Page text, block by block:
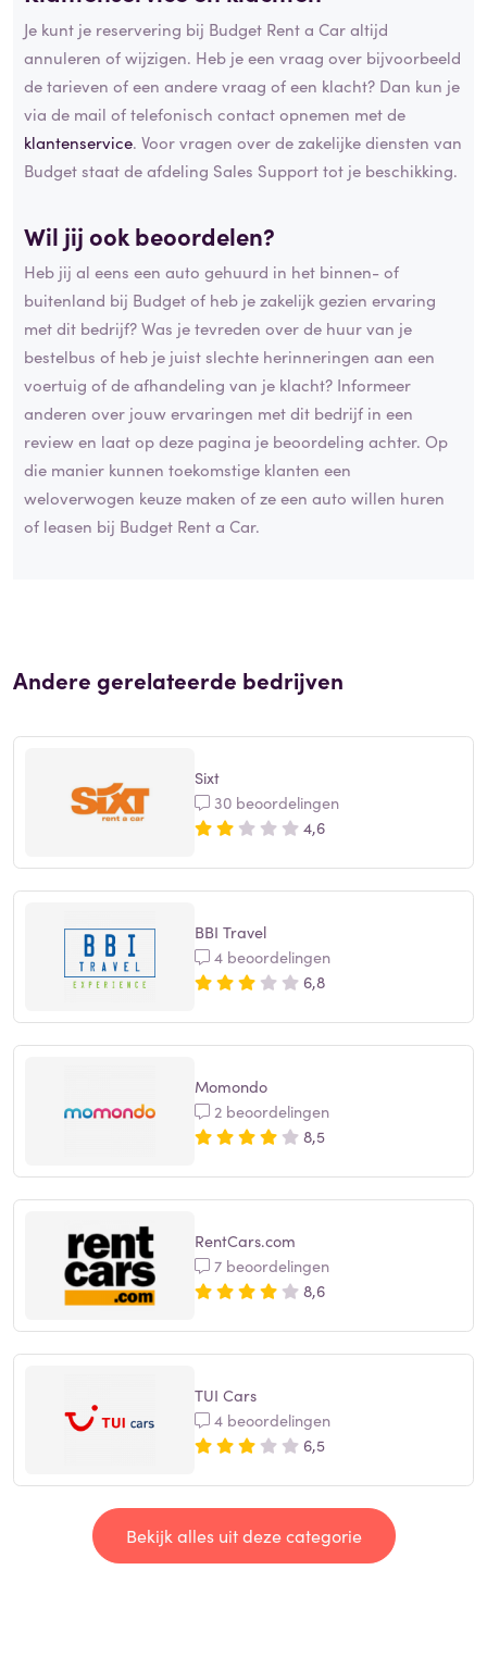
Je kunt je reservering bij Budget Rent a Car altijd
annuleren of wijzigen. Heb je een vraag over bijvoorbeeld
de tarieven of een andere vraag of een klacht? Dan kun je
via de mail of telefonisch contact opnemen met de
klantenservice. Voor vragen over de zakelijke diensten van
Budget staat de afdeling Sales Support tot je beschikking.
Wil jij ook beoordelen?
Heb jij al eens een auto gehuurd in het binnen- of
buitenland bij Budget of heb je zakelijk gezien ervaring
met dit bedrijf? Was je tevreden over de huur van je
bestelbus of heb je juist slechte herinneringen aan een
voertuig of de afhandeling van je klacht? Informeer
anderen over jouw ervaringen met dit bedrijf in een
review en laat op deze pagina je beoordeling achter. Op
die manier kunnen toekomstige klanten een
weloverwogen keuze maken of ze een auto willen huren
of leasen bij Budget Rent a Car.
Andere gerelateerde bedrijven
Sixt
30 beoordelingen
4,6
BBI Travel
4 beoordelingen
6,8
Momondo
2 beoordelingen
8,5
RentCars.com
7 beoordelingen
8,6
TUI Cars
4 beoordelingen
6,5
Bekijk alles uit deze categorie